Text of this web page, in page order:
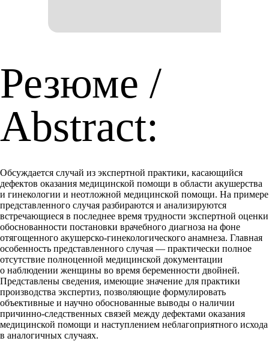
Резюме /
Abstract:
Обсуждается случай из экспертной практики, касающийся
дефектов оказания медицинской помощи в области акушерства
и гинекологии и неотложной медицинской помощи. На примере
представленного случая разбираются и анализируются
встречающиеся в последнее время трудности экспертной оценки
обоснованности постановки врачебного диагноза на фоне
отягощенного акушерско-гинекологического анамнеза. Главная
особенность представленного случая — практически полное
отсутствие полноценной медицинской документации
о наблюдении женщины во время беременности двойней.
Представлены сведения, имеющие значение для практики
производства экспертиз, позволяющие формулировать
объективные и научно обоснованные выводы о наличии
причинно-следственных связей между дефектами оказания
медицинской помощи и наступлением неблагоприятного исхода
в аналогичных случаях.